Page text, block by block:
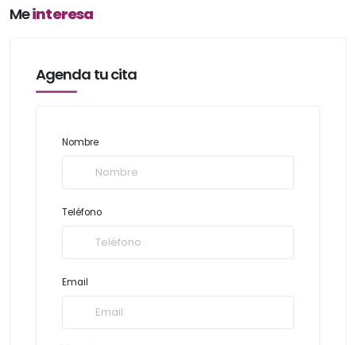
Meinteresa
Agenda tu cita
Nombre
Teléfono
Email